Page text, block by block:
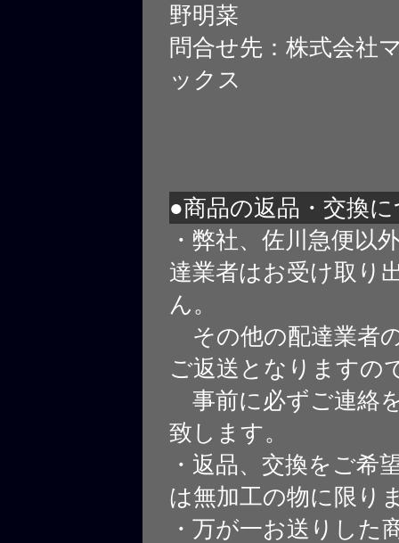
野明菜
問合せ先：株式会社
ックス
●商品の返品・交換
・弊社、佐川急便以
達業者はお受け取り
ん。
その他の配達業者
ご返送となりますの
事前に必ずご連絡
致します。
・返品、交換をご希
は無加工の物に限り
・万が一お送りした